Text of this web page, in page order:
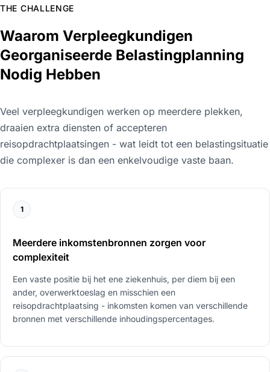
THE CHALLENGE
Waarom Verpleegkundigen
Georganiseerde Belastingplanning
Nodig Hebben
Veel verpleegkundigen werken op meerdere plekken,
draaien extra diensten of accepteren
reisopdrachtplaatsingen - wat leidt tot een belastingsituatie
die complexer is dan een enkelvoudige vaste baan.
1
Meerdere inkomstenbronnen zorgen voor
complexiteit
Een vaste positie bij het ene ziekenhuis, per diem bij een
ander, overwerktoeslag en misschien een
reisopdrachtplaatsing - inkomsten komen van verschillende
bronnen met verschillende inhoudingspercentages.